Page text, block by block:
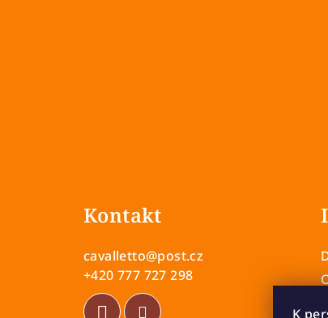
K
Kontakt
cavalletto@post.cz
+420 777 727 298